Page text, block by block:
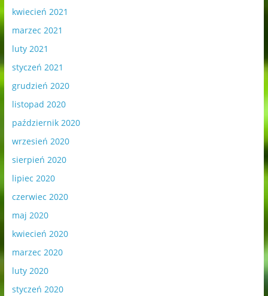
kwiecień 2021
marzec 2021
luty 2021
styczeń 2021
grudzień 2020
listopad 2020
październik 2020
wrzesień 2020
sierpień 2020
lipiec 2020
czerwiec 2020
maj 2020
kwiecień 2020
marzec 2020
luty 2020
styczeń 2020